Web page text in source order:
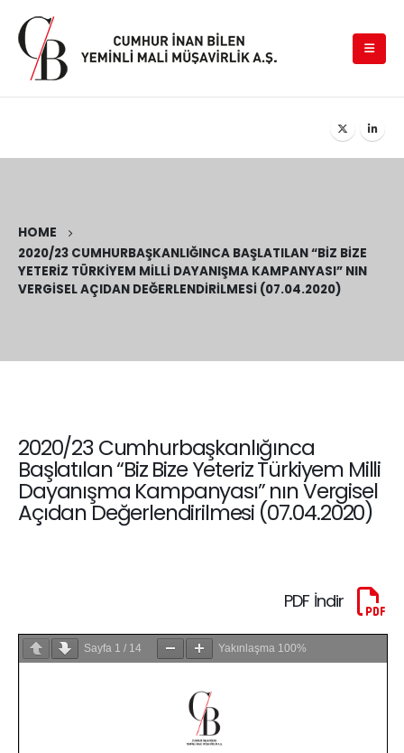
HOME
2020/23 CUMHURBAŞKANLIĞINCA BAŞLATILAN “BIZ BIZE
YETERIZ TÜRKIYEM MILLI DAYANIŞMA KAMPANYASI” NIN
VERGISEL AÇIDAN DEĞERLENDIRILMESI (07.04.2020)
2020/23 Cumhurbaşkanlığınca
Başlatılan “Biz Bize Yeteriz Türkiyem Milli
Dayanışma Kampanyası” nın Vergisel
Açıdan Değerlendirilmesi (07.04.2020)
PDF İndir
Sayfa 1 / 14 Yakınlaşma 100%